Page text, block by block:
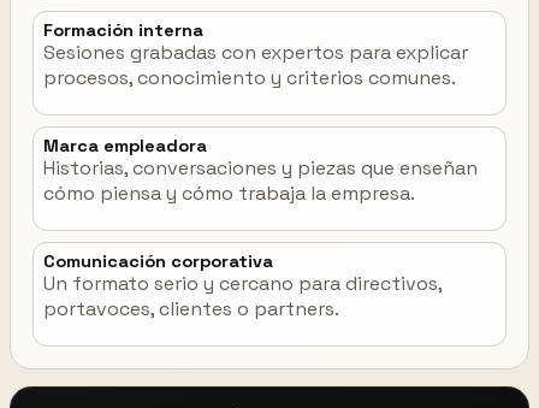
Formación interna
Sesiones grabadas con expertos para explicar
procesos, conocimiento y criterios comunes.
Marca empleadora
Historias, conversaciones y piezas que enseñan
cómo piensa y cómo trabaja la empresa.
Comunicación corporativa
Un formato serio y cercano para directivos,
portavoces, clientes o partners.